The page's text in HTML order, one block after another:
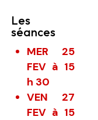
Les
séances
MER 25
FEV à 15
h 30
VEN 27
FEV à 15